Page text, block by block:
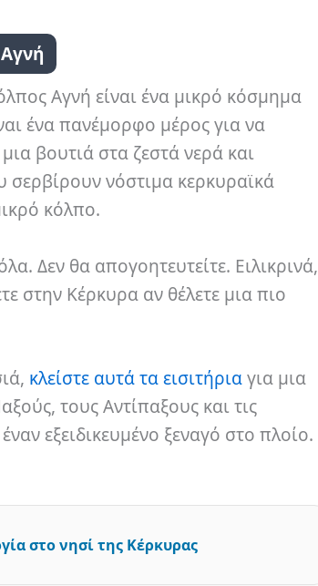
Αγνή είναι ένα μικρό κόσμημα
ένα πανέμορφο μέρος για να
βουτιά στα ζεστά νερά και
νόστιμα κερκυραϊκά
κόλπο.
Δεν θα απογοητευτείτε. Ειλικρινά,
στην Κέρκυρα αν θέλετε μια πιο
κλείστε αυτά τα εισιτήριαγια μια
τους Αντίπαξους και τις
εξειδικευμένο ξεναγό στο πλοίο.
στο νησί της Κέρκυρας